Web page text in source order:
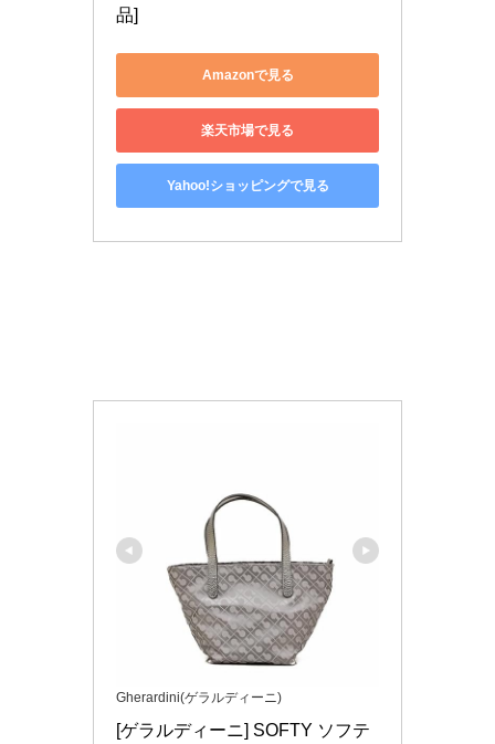
品]
Amazonで見る
楽天市場で見る
Yahoo!ショッピングで見る
Gherardini(ゲラルディーニ)
[ゲラルディーニ] SOFTY ソフテ